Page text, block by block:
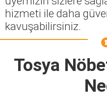
hizmeti ile daha
kavuşabilirsiniz.
Tosya